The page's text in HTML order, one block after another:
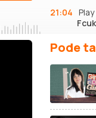
21:04
Pode